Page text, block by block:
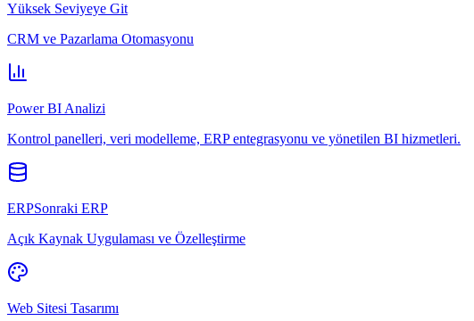
Yüksek Seviyeye Git
CRM ve Pazarlama Otomasyonu
Power BI Analizi
Kontrol panelleri, veri modelleme, ERP entegrasyonu ve yönetilen BI hizmetleri.
ERPSonraki ERP
Açık Kaynak Uygulaması ve Özelleştirme
Web Sitesi Tasarımı